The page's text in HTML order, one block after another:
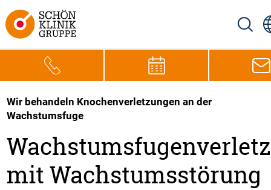
Wir behandeln Knochenverletzungen an der
Wachstumsfuge
mit Wachstumsstörung